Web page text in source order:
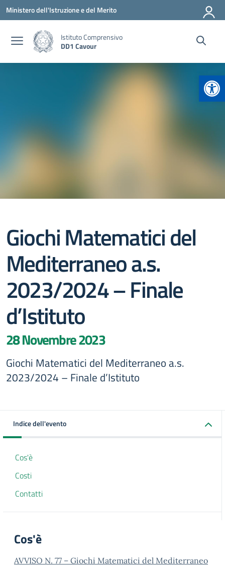
Vai ai contenuti
Vai al menu di navigazione
Vai al footer
Ministero dell'Istruzione e del Merito
Istituto Comprensivo
DD1 Cavour
Giochi Matematici del
Mediterraneo a.s.
2023/2024 – Finale
d’Istituto
28 Novembre 2023
Giochi Matematici del Mediterraneo a.s.
2023/2024 – Finale d’Istituto
Indice dell'evento
Cos'è
Costi
Contatti
Cos'è
AVVISO N. 77 – Giochi Matematici del Mediterraneo